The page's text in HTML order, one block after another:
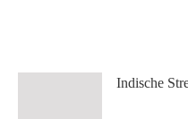
Indische